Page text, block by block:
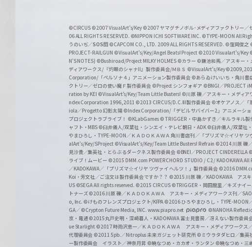
c
h
w
a
r
z
©CIRCUS ©2007 VisualArt's/Key ©2007 ヤマグチノボル･メディアファクトリー／
06 ALL RIGHTS RESERVED. ©NIPPON ICHI SOFTWARE INC. ©TYPE-MOON All
うのいぢ／SOS団 ©CAPCOM CO., LTD. 2009 ALL RIGHTS RESERVED. ©窪岡俊之
PROJECT-RAILGUN ©VisualArt's/Key/Angel Beats! Project ©2010 Visualart's/Key
N'S NOTES) ©Bushiroad/Project MILKY HOLMES ©カラー ©鎌池和馬／アスキー・
ディアワークス/『灼眼のシャナII』製作委員会/ＭＢＳ ©VisualArt's/Key
Corporation/「ペルソナ４」アニメーション製作委員会 ©あらゐけいいち・角川書
クトリー／ゼロの使い魔Ｆ製作委員会 ©Project シンフォギア ©BNGI／PROJECT
ration by KEI ©VisualArt's/Key/Team Little Busters! ©川原 礫／アスキー・メディア
ndex Corporation 1996,2011 ©2013 CIRCUS/D.C.III製作委員会 ©オケアノス／「
iola／Progetto 幻影太陽 ©Index Corporation/「デビルサバイバー2」アニメーシ
プロジェクトラブライブ！ ©KLabGames © TRIGGER・中島かずき／キルラキル製
ャフト・MBS ©臼井儀人/双葉社・シンエイ・テレビ朝日・ADK ©臼井儀人/双葉社
やまひろし・TYPE-MOON／ＫＡＤＯＫＡＷＡ 角川書店刊／「プリズマ☆イリヤ ツ
alArt's/Key/SProject ©VisualArt's/Key/Team Little Busters! Refrain ©2014 川原 礫
見沙貴／集英社・とらぶるダークネス製作委員会 ©BNEI／PROJECT CINDERELLA
ライブ！ムービー ©2015 DMM.com POWERCHORD STUDIO / C2 / KADOKAWA All
／KADOKAWA／「プリズマ☆イリヤ ツヴァイ ヘルツ！」製作委員会 ©2016
Koi・芳文社／ご注文は製作委員会ですか？？ ©2015 川原 礫／KADOKAWA アス
US ©SEGA All rights reserved. ©2015 CIRCUS ©TRIGGER・岡田麿里／キズナイ
トナーズ©2016 川原 礫／ＫＡＤＯＫＡＷＡ アスキー・メディアワークス刊／
o, Inc. ©けものフレンズプロジェクト/KFPA ©2016 ひろやまひろし・TYPE-MOON
GA／ ©Crypton Future Media, INC. www.piapro.net
©NANOHA
京・電通 ©2015丸戸史明・深崎暮人・KADOKAWA 富士見書房／冴えない製作委員
ue Starlight ©2017 時雨沢恵一／ＫＡＤＯＫＡＷＡ アスキー・メディアワークス
代理委員会 ©2011 5pb.／Nitroplus 未来ガジェット研究所 ©ミウラタダヒロ／集英
ー製作委員会 イラスト／神奈月昇 ©暁なつめ・カカオ・ランタン ©暁なつめ・三